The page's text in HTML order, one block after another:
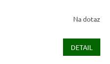
Na dotaz
DETAIL